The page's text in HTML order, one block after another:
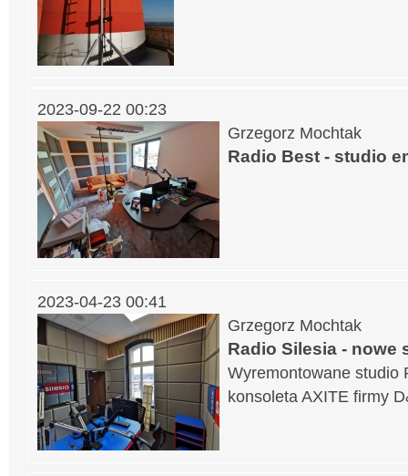
2023-09-22 00:23
Grzegorz Mochtak
Radio Best - studio
2023-04-23 00:41
Grzegorz Mochtak
Radio Silesia - nowe
Wyremontowane studio
konsoleta AXITE firmy